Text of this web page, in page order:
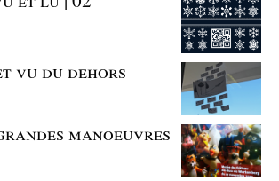
vu du dehors
manoeuvres